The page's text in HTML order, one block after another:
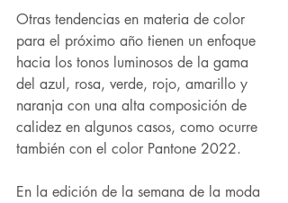
Otras tendencias en materia de color
para el próximo año tienen un enfoque
hacia los tonos luminosos de la gama
del azul, rosa, verde, rojo, amarillo y
naranja con una alta composición de
calidez en algunos casos, como ocurre
también con el color Pantone 2022.
En la edición de la semana de la moda